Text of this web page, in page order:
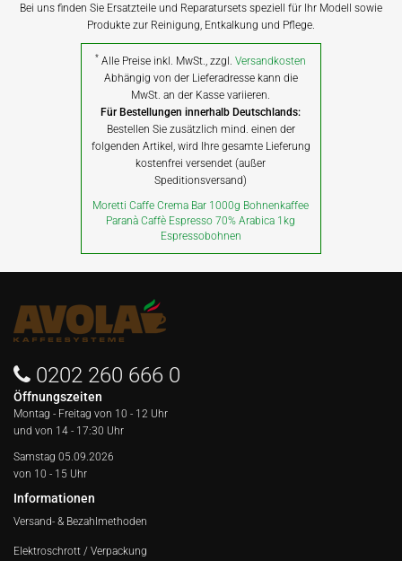
Bei uns finden Sie Ersatzteile und Reparatursets speziell für Ihr Modell sowie
Produkte zur Reinigung, Entkalkung und Pflege.
* Alle Preise inkl. MwSt., zzgl.Versandkosten
Abhängig von der Lieferadresse kann die
MwSt. an der Kasse variieren.
Für Bestellungen innerhalb Deutschlands:
Bestellen Sie zusätzlich mind. einen der
folgenden Artikel, wird Ihre gesamte Lieferung
kostenfrei versendet (außer
Speditionsversand)
Moretti Caffe Crema Bar 1000g Bohnenkaffee
Paranà Caffè Espresso 70% Arabica 1kg
Espressobohnen
0202 260 666 0
Öffnungszeiten
Montag - Freitag von 10 - 12 Uhr
und von 14 - 17:30 Uhr
Samstag 05.09.2026
von 10 - 15 Uhr
Informationen
Versand- & Bezahlmethoden
Elektroschrott / Verpackung